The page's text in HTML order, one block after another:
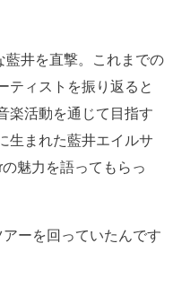
井を直撃。これまでの
ティストを振り返ると
楽活動を通じて目指す
生まれた藍井エイルサ
魅力を語ってもらっ
ーを回っていたんです